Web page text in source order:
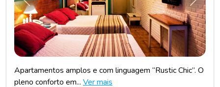
Anterior
Apartamentos amplos e com linguagem “Rustic Chic”. O
pleno conforto em... Ver mais